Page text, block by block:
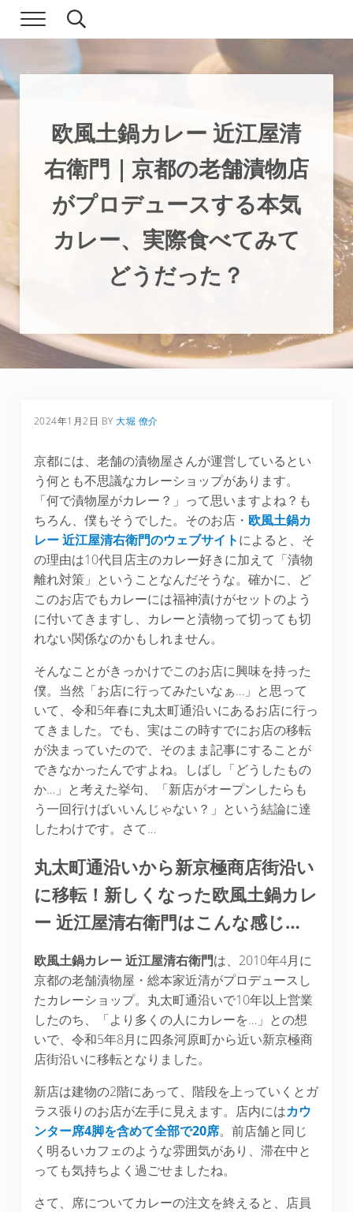
Skip to main content
Skip to header right navigation
Skip to site footer
現実逃避.com
食べ歩き、一人旅…そして時々家族旅行
Menu Search...
欧風土鍋カレー 近江屋清
右衛門｜京都の老舗漬物店
がプロデュースする本気
カレー、実際食べてみて
どうだった？
2024年1月2日 BY大堀 僚介
京都には、老舗の漬物屋さんが運営しているとい
う何とも不思議なカレーショップがあります。
「何で漬物屋がカレー？」って思いますよね？も
ちろん、僕もそうでした。そのお店・ 欧風土鍋カ
レー近江屋清右衛門のウェブサイトによると、そ
の理由は10代目店主のカレー好きに加えて「漬物
離れ対策」ということなんだそうな。確かに、ど
このお店でもカレーには福神漬けがセットのよう
に付いてきますし、カレーと漬物って切っても切
れない関係なのかもしれません。
そんなことがきっかけでこのお店に興味を持った
僕。当然「お店に行ってみたいなぁ…」と思って
いて、令和5年春に丸太町通沿いにあるお店に行っ
てきました。でも、実はこの時すでにお店の移転
が決まっていたので、そのまま記事にすることが
できなかったんですよね。しばし「どうしたもの
か…」と考えた挙句、「新店がオープンしたらも
う一回行けばいいんじゃない？」という結論に達
したわけです。さて…
丸太町通沿いから新京極商店街沿い
に移転！新しくなった欧風土鍋カレ
ー 近江屋清右衛門はこんな感じ…
欧風土鍋カレー近江屋清右衛門は、2010年4月に
京都の老舗漬物屋・総本家近清がプロデュースし
たカレーショップ。丸太町通沿いで10年以上営業
したのち、「より多くの人にカレーを…」との想
いで、令和5年8月に四条河原町から近い新京極商
店街沿いに移転となりました。
新店は建物の2階にあって、階段を上っていくとガ
ラス張りのお店が左手に見えます。店内にはカウ
ンター席4脚を含めて全部で20席。前店舗と同じ
く明るいカフェのような雰囲気があり、滞在中と
っても気持ちよく過ごせましたね。
さて、席についてカレーの注文を終えると、店員